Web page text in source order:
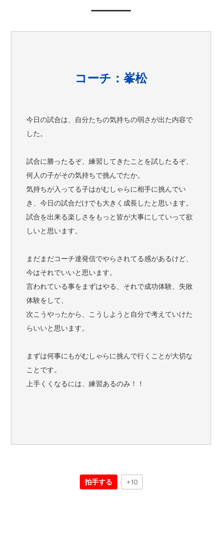
コーチ：峯松
今日の試合は、自分たちの気持ちの弱さが出た内容で
した。
試合に勝ったるぞ、練習してきたことを試したるぞ、
何人の子がその気持ちで挑んでたか。
気持ちが入ってる子はがむしゃらに相手に挑んでい
き、今日の試合だけでも大きく成長したと思います。
試合を出来る楽しさをもっと皆が大事にしていって欲
しいと思います。
まだまだコーチ達発信でやらされてる感があるけど、
今はそれでいいと思います。
言われている事をまずはやる、それで成功体験、失敗
体験をして、
次こうやったから、こうしようと自分で考えていけた
らいいと思います。
まずは何事にもがむしゃらに挑んで行くことが大切な
ことです。
上手くくなるには、練習あるのみ！！
拍手する +10